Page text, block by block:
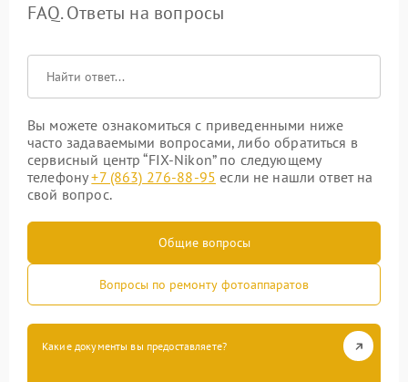
FAQ. Ответы на вопросы
Вы можете ознакомиться с приведенными ниже
часто задаваемыми вопросами, либо обратиться в
сервисный центр “FIX-Nikon” по следующему
телефону+7 (863) 276-88-95 если не нашли ответ на
свой вопрос.
Общие вопросы
Вопросы по ремонту фотоаппаратов
Какие документы вы предоставляете?